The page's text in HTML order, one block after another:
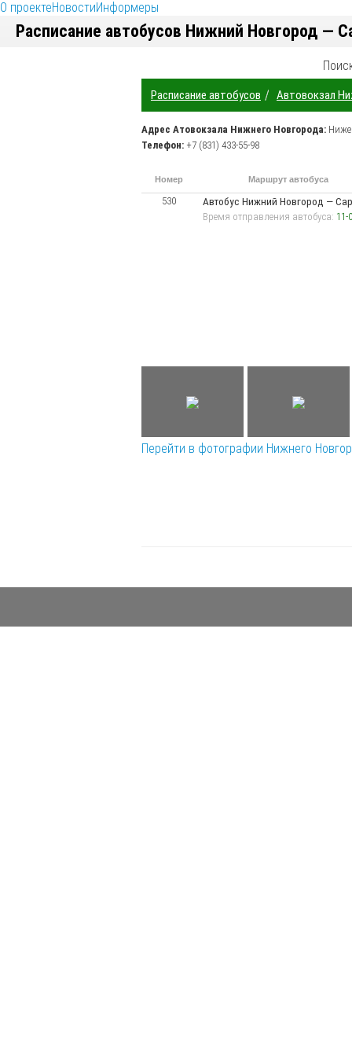
О проектеНовостиИнформеры
Расписание автобусов Нижний Новгород —
Расписание автобусов / Автовокзал
Адрес Атовокзала Нижнего Новгорода:
Телефон: +7 (831) 433-55-98
Номер
маршрута
Маршрут автобуса
530 Автобус Нижний Новгород —
Время отправления автобуса: 11-
Перейти в фотографии Нижнего